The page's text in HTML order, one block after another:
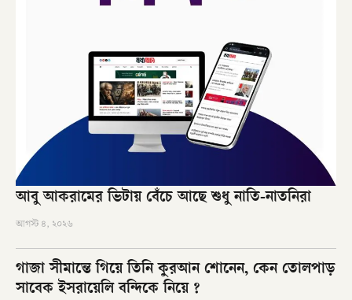
আবু আকরামের ভিটায় বেঁচে আছে শুধু নাতি-নাতনিরা
আগস্ট ৪, ২০২৬
গাজা সীমান্তে গিয়ে তিনি কুরআন শোনেন, কেন তোলপাড়
সাবেক ইসরায়েলি বন্দিকে নিয়ে ?